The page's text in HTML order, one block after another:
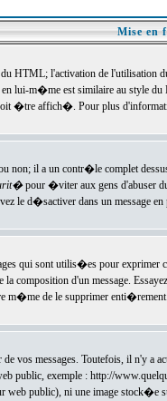
Mise en
HTML; l'activation de l'utilisation
lui-m�me est similaire au style
�tre affich�. Pour plus
non; il a un contr�le complet
pour �viter aux gens d'abuser
le d�sactiver dans un message en
qui sont utilis�es pour exprimer
d'un message.
de le supprimer
vos messages. Toutefois, il n'y a
public, exemple : http://
public), ni une image stock�e